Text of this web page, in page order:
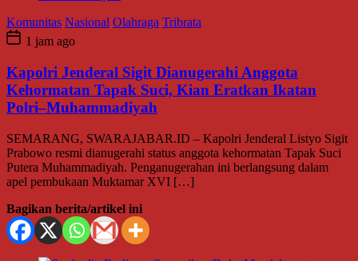
Komunitas Nasional Olahraga Tribrata
1 jam ago
Kapolri Jenderal Sigit Dianugerahi Anggota
Kehormatan Tapak Suci, Kian Eratkan Ikatan
Polri–Muhammadiyah
SEMARANG, SWARAJABAR.ID – Kapolri Jenderal Listyo Sigit
Prabowo resmi dianugerahi status anggota kehormatan Tapak Suci
Putera Muhammadiyah. Penganugerahan ini berlangsung dalam
apel pembukaan Muktamar XVI […]
Bagikan berita/artikel ini